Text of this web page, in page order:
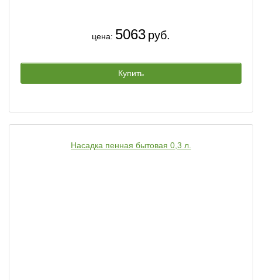
цена: 5063 руб.
Купить
Насадка пенная бытовая 0,3 л.